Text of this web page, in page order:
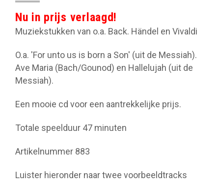
Nu in prijs verlaagd!
Muziekstukken van o.a. Back. Händel en Vivaldi
O.a. 'For unto us is born a Son' (uit de Messiah).
Ave Maria (Bach/Gounod) en Hallelujah (uit de
Messiah).
Een mooie cd voor een aantrekkelijke prijs.
Totale speelduur 47 minuten
Artikelnummer 883
Luister hieronder naar twee voorbeeldtracks